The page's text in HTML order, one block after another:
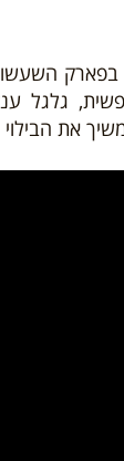
בפארק
גלגל
את